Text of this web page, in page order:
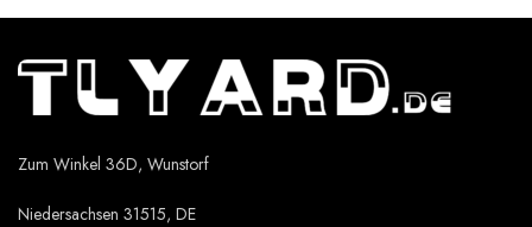
Zum Winkel 36D, Wunstorf
Niedersachsen 31515, DE